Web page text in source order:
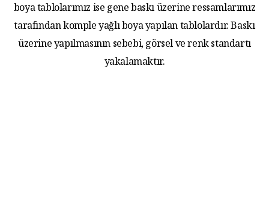
boya tablolarımız ise gene baskı üzerine ressamlarımız
tarafından komple yağlı boya yapılan tablolardır. Baskı
üzerine yapılmasının sebebi, görsel ve renk standartı
yakalamaktır.